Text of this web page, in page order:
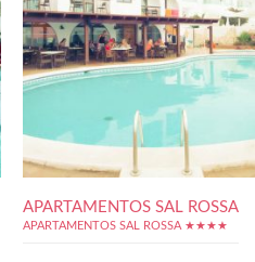
APARTAMENTOS SAL ROSSA
APARTAMENTOS SAL ROSSA ★★★★